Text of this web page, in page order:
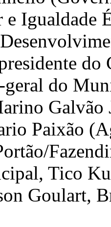
Igualdade
geral do
Paixão
Tico
Goulart,